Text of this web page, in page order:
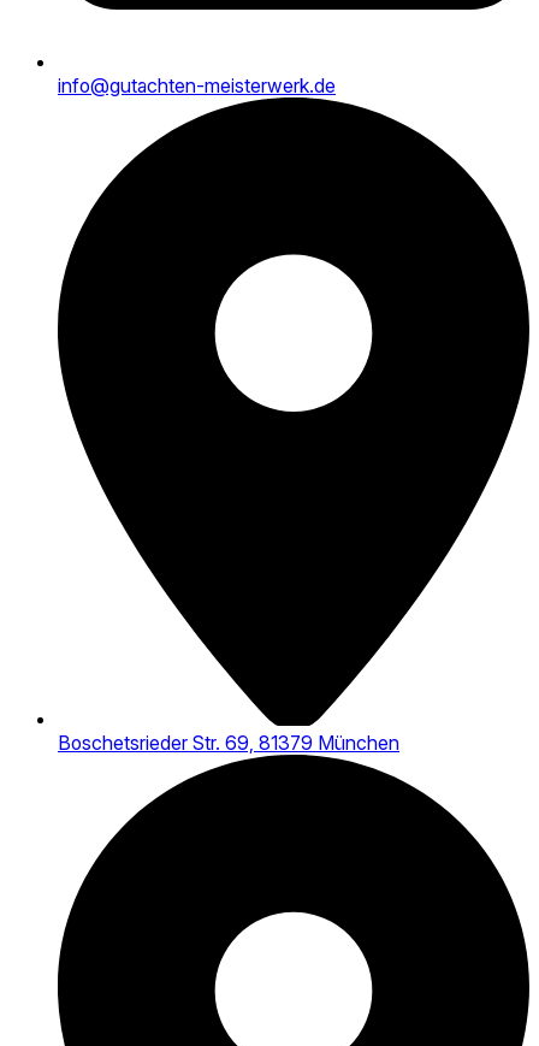
info@gutachten-meisterwerk.de
Boschetsrieder Str. 69, 81379 München